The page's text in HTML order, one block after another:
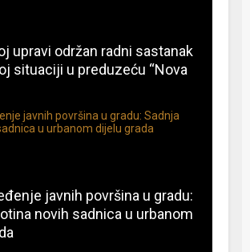
upravi održan radni sastanak
situaciji u preduzeću “Nova
javnih površina u gradu:
novih sadnica u urbanom